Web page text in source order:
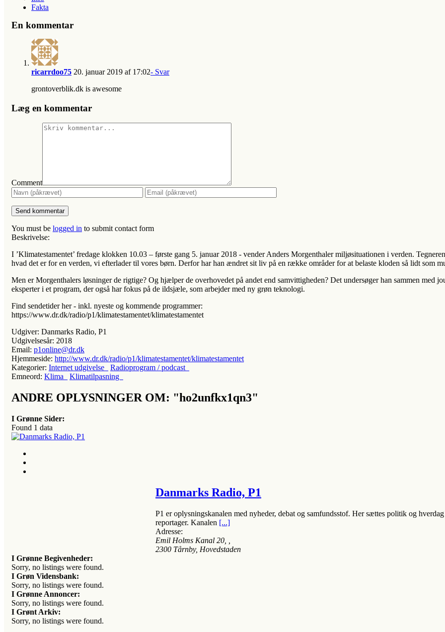
Fakta
En kommentar
ricarrdoo75 20. januar 2019 af 17:02- Svar
grontoverblik.dk is awesome
Læg en kommentar
Comment
You must be logged in to submit contact form
Beskrivelse:
I ’Klimatestamentet’ fredage klokken 10.03 – første gang 5. januar 2018 - vender Anders Morgenthaler miljøsituationen i verden.
hvad det er for en verden, vi efterlader til vores børn. Derfor har han ændret sit liv på en række områder for at belaste kloden så lidt som
Men er Morgenthalers løsninger de rigtige? Og hjælper de overhovedet på andet end samvittigheden? Det undersøger han sammen med
eksperter i et program, der også har fokus på de ildsjæle, som arbejder med ny grøn teknologi.
Find sendetider her - inkl. nyeste og kommende programmer:
https://www.dr.dk/radio/p1/klimatestamentet/klimatestamentet
Udgiver: Danmarks Radio, P1
Udgivelsesår: 2018
Email: p1online@dr.dk
Hjemmeside: http://www.dr.dk/radio/p1/klimatestamentet/klimatestamentet
Kategorier: Internet udgivelse
Radioprogram / podcast
Emneord: Klima Klimatilpasning
ANDRE OPLYSNINGER OM: "ho2unfkx1qn3"
I Grønne Sider:
Found 1 data
Danmarks Radio, P1
P1 er oplysningskanalen med nyheder, debat og samfundsstof. Her sættes politik og
reportager. Kanalen [...]
Adresse:
Emil Holms Kanal 20
2300 Tårnby, Hovedstaden
I Grønne Begivenheder:
Sorry, no listings were found.
I Grøn Vidensbank:
Sorry, no listings were found.
I Grønne Annoncer:
Sorry, no listings were found.
I Grønt Arkiv:
Sorry, no listings were found.